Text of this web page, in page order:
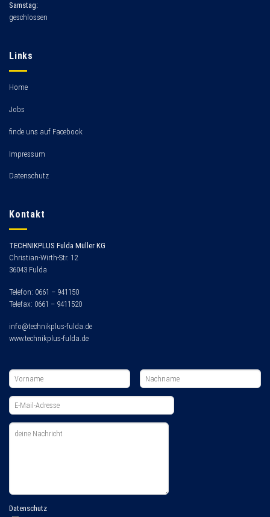
Samstag:
geschlossen
Links
Home
Jobs
finde uns auf Facebook
Impressum
Datenschutz
Kontakt
TECHNIKPLUS Fulda Müller KG
Christian-Wirth-Str. 12
36043 Fulda
Telefon: 0661 – 941150
Telefax: 0661 – 9411520
info@technikplus-fulda.de
www.technikplus-fulda.de
Datenschutz